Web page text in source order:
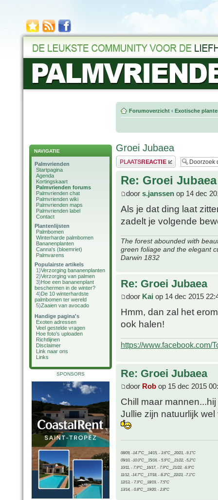
NAVIGATIE
Palmvrienden
Startpagina
Agenda
Kortingskaart
Palmvrienden forums
Palmvrienden chat
Palmvrienden wiki
Palmvrienden maps
Palmvrienden label
Contact
Plantenlijsten
Palmbomen
Winterharde palmbomen
Bananenplanten
Canna's (bloemriet)
Palmvarens
Populairste artikels
1)Verzorging bananenplanten
2)Verzorging van palmen
3)Hoe een bananenplant
beschermen in de winter?
4)De 10 winterhardste
palmbomen ter wereld
5)Zaaien van avocado
Handige pagina's
Exoten adressen
Veel gestelde vragen
Hoe foto's uploaden
Richtlijnen
Disclaimer
Link naar ons
Links
SPONSORS
Forumoverzicht ‹ Exotische
Groei Jubaea
Plaats een reactie
Re: Groei Jubaea
door s.janssen op 14 dec
Als je dat ding laat
zadelt je volgende
The forest abounded with
green foliage and the elegant
Darwin 1832
Re: Groei Jubaea
door Kai op 14 dec 2015
Hmm, dan zal het
ook halen!
https://www.facebook.com/
Re: Groei Jubaea
door Rob op 15 dec 2015
Chill maar
Jullie zijn natuurlijk
08/09, -14.7°C__14/15, - 3.6°C__20/21, -9.1°C
09/10, -10.0°C__15/16, - 5.9°C__21/22, -5.2°C
10/11, - 7.9°C__16/17, - 7.9°C__21/22, -6.9°C
11/12, -14.7°C__17/18, - 8.3°C__22/23, -7.1°C
12/13, - 7.9°C__18/19, - 7.5°C
13/14, - 0.8°C__19/20, - 2.8°C